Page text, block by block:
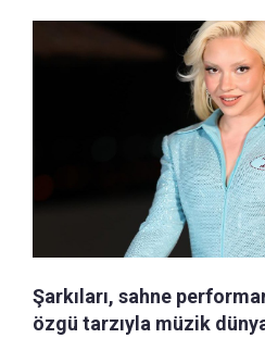
Şarkıları, sahne
özgü tarzıyla müzik